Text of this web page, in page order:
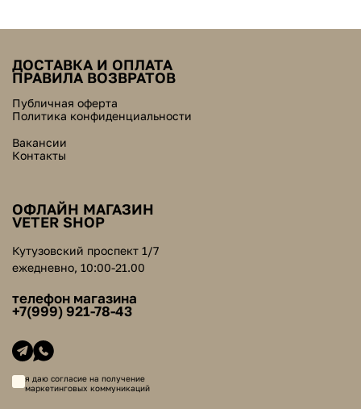
ДОСТАВКА И ОПЛАТА
ПРАВИЛА ВОЗВРАТОВ
Публичная оферта
Политика конфиденциальности
Вакансии
Контакты
ОФЛАЙН МАГАЗИН
VETER SHOP
Кутузовский проспект 1/7
ежедневно, 10:00-21.00
телефон магазина
+7(999) 921-78-43
я даю согласие на получение
маркетинговых коммуникаций